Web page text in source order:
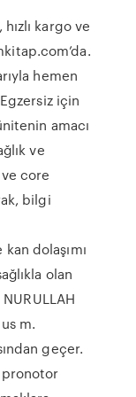
kargo ve
hemen
için
amacı
ve
core
bilgi
dolaşımı
olan
m.
geçer.